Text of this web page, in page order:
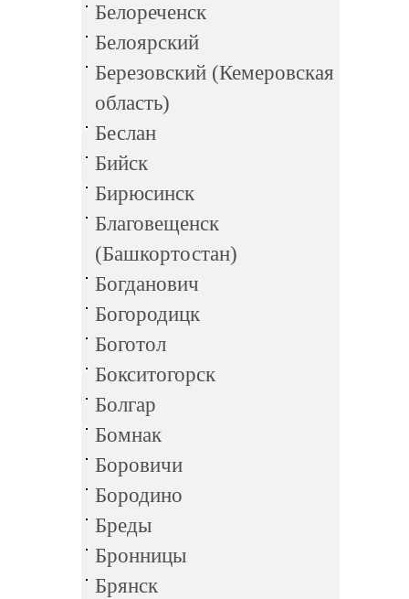
Белореченск
Белоярский
Березовский (Кемеровская
область)
Беслан
Бийск
Бирюсинск
Благовещенск
(Башкортостан)
Богданович
Богородицк
Боготол
Бокситогорск
Болгар
Бомнак
Боровичи
Бородино
Бреды
Бронницы
Брянск